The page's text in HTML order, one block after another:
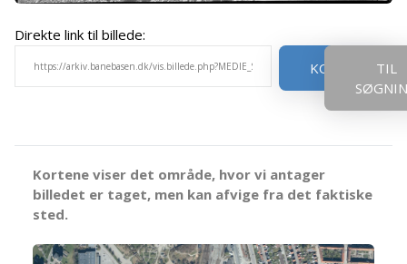
Direkte link til billede:
KOPIER
TIL
Kortene viser det område, hvor vi antager
billedet er taget, men kan afvige fra det faktiske
sted.